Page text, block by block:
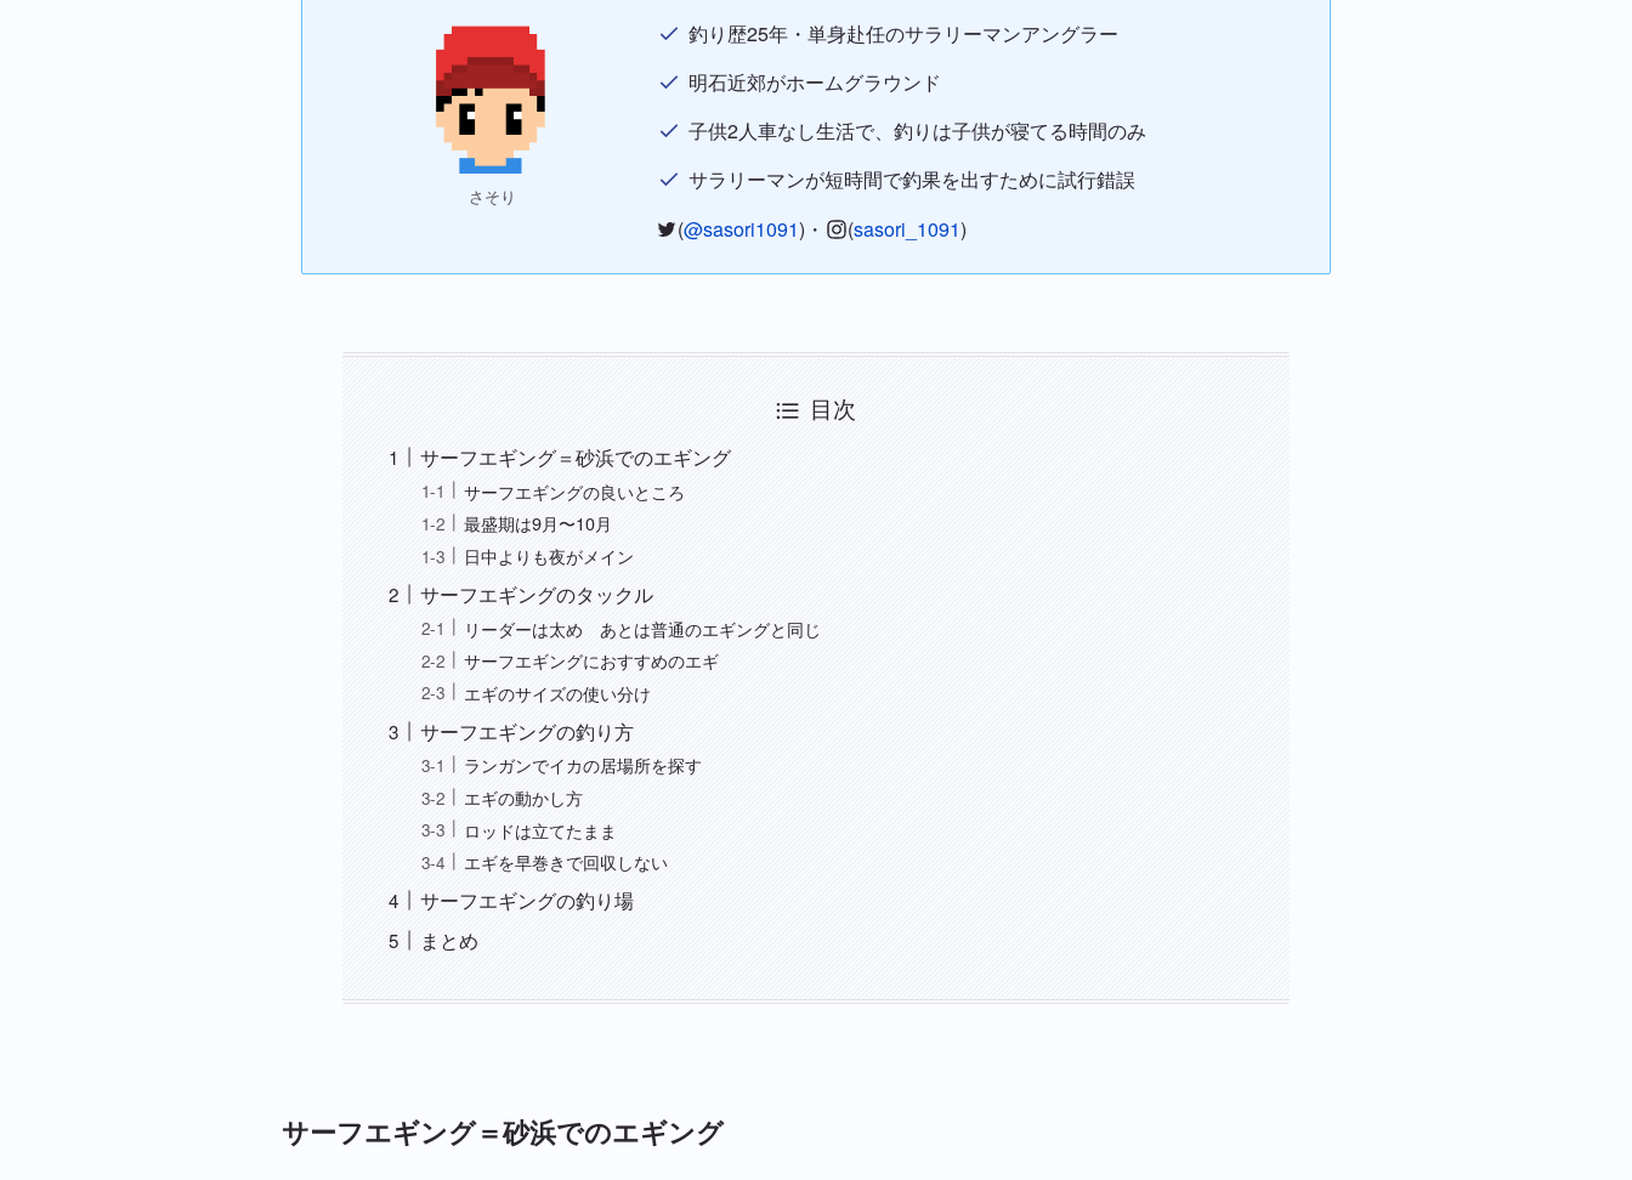
さそり
釣り歴25年・単身赴任のサラリーマンアングラー
明石近郊がホームグラウンド
子供2人車なし生活で、釣りは子供が寝てる時間のみ
サラリーマンが短時間で釣果を出すために試行錯誤
(@sasori1091)・ (sasori_1091)
目次
サーフエギング＝砂浜でのエギング
サーフエギングの良いところ
最盛期は9月〜10月
日中よりも夜がメイン
サーフエギングのタックル
リーダーは太め あとは普通のエギングと同じ
サーフエギングにおすすめのエギ
エギのサイズの使い分け
サーフエギングの釣り方
ランガンでイカの居場所を探す
エギの動かし方
ロッドは立てたまま
エギを早巻きで回収しない
サーフエギングの釣り場
まとめ
サーフエギング＝砂浜でのエギング